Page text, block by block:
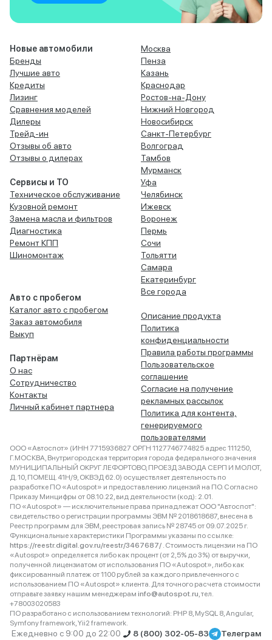
Новые автомобили
Бренды
Лучшие авто
Кредиты
Лизинг
Сравнения моделей
Дилеры
Трейд-ин
Отзывы об авто
Отзывы о дилерах
Сервисы и ТО
Техническое обслуживание
Кузовной ремонт
Замена масла и фильтров
Диагностика
Ремонт КПП
Шиномонтаж
Авто с пробегом
Каталог авто с пробегом
Заказ автомобиля
Выкуп
Партнёрам
О нас
Сотрудничество
Контакты
Личный кабинет партнера
Москва
Пенза
Казань
Краснодар
Ростов-на-Дону
Нижний Новгород
Новосибирск
Санкт-Петербург
Волгоград
Тамбов
Мурманск
Уфа
Челябинск
Ижевск
Воронеж
Пермь
Сочи
Тольятти
Самара
Екатеринбург
Все города
Описание продукта
Политика
конфиденциальности
Правила работы программы
Пользовательское
соглашение
Согласие на получение
рекламных рассылок
Политика для контента,
генерируемого
пользователями
ООО «Автоспот» (ИНН 7715936827 ОРГН 1127746774825 адрес 111250,
Г.МОСКВА, Внутригородская территория города федерального значения
МУНИЦИПАЛЬНЫЙ ОКРУГ ЛЕФОРТОВО, ПРОЕЗД ЗАВОДА СЕРП И МОЛОТ,
Д. 10, ПОМЕЩ. 41Н/9, ОКВЭД 62.0) осуществляет деятельность по
разработке ПО «Autospot» и предоставлению лицензий на ПО. Согласно
Приказу Минцифры от 08.10.22, вид деятельности (код): 2.01.
ПО «Autospot» — исключительные права принадлежат ООО "Автоспот":
свидетельство о регистрации программы ЭВМ № 2018618687, внесена в
Реестр программ для ЭВМ, реестровая запись № 28745 от 09.07.2025 г.
Функциональные характеристики Программы указаны по ссылке:
https://reestr.digital.gov.ru/reestr/3467687/ . Стоимость лицензии на ПО
«Autospot» определяется либо как процент (от 2,5% до 3%) от выручки,
полученной лицензиатом от использования ПО «Autospot», либо как
фиксированный платеж от 1100 рублей за каждого привлеченного с
использованием ПО «Autospot» клиента. Для точного расчета стоимости
отправьте заявку нашим менеджерам info@autospot.ru, тел.
+78003020583
ПО разработано с использованием технологий: PHP 8, MySQL 8, Angular,
Symfony framework, Yii2 framework.
Ежедневно с 9:00 до 22:00 8 (800) 302-05-83 Телеграм